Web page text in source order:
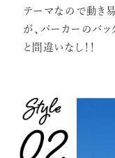
テーマなので動き
が、パーカーのバ
と間違いなし！！